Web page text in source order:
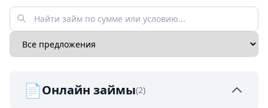
📄Онлайн займы(2)